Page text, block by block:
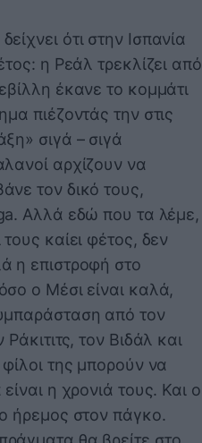
ότι στην Ισπανία
η Ρεάλ τρεκλίζει από
έκανε το κομμάτι
πιέζοντάς την στις
σιγά – σιγά
αρχίζουν να
τον δικό τους,
Αλλά εδώ που τα λέμε,
καίει φέτος, δεν
η επιστροφή στο
ο Μέσι είναι καλά,
από τον
τον Βιδάλ και
της μπορούν να
η χρονιά τους. Και ο
ήρεμος στον πάγκο.